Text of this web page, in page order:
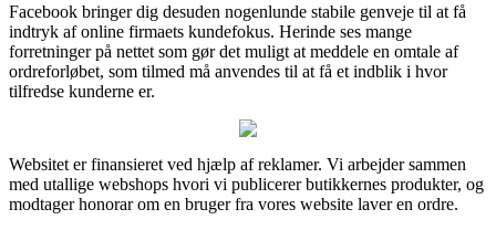
Facebook bringer dig desuden nogenlunde stabile genveje til at få
indtryk af online firmaets kundefokus. Herinde ses mange
forretninger på nettet som gør det muligt at meddele en omtale af
ordreforløbet, som tilmed må anvendes til at få et indblik i hvor
tilfredse kunderne er.
Websitet er finansieret ved hjælp af reklamer. Vi arbejder sammen
med utallige webshops hvori vi publicerer butikkernes produkter, og
modtager honorar om en bruger fra vores website laver en ordre.